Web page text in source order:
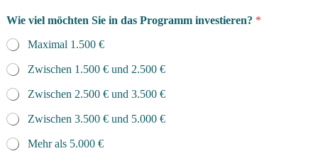
Wie viel möchten Sie in das Programm investieren? *
Maximal 1.500 €
Zwischen 1.500 € und 2.500 €
Zwischen 2.500 € und 3.500 €
Zwischen 3.500 € und 5.000 €
Mehr als 5.000 €